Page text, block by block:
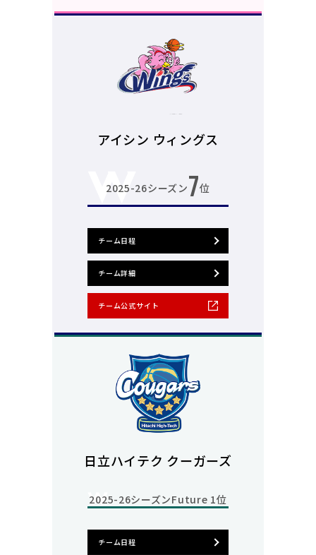
アイシン ウィングス
2025-26シーズン7位
チーム日程
チーム詳細
チーム公式サイト
日立ハイテク クーガーズ
2025-26シーズンFuture 1位
チーム日程